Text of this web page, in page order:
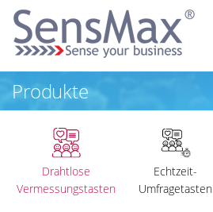
Produkte
Drahtlose
Vermessungstasten
Echtzeit-
Umfragetasten